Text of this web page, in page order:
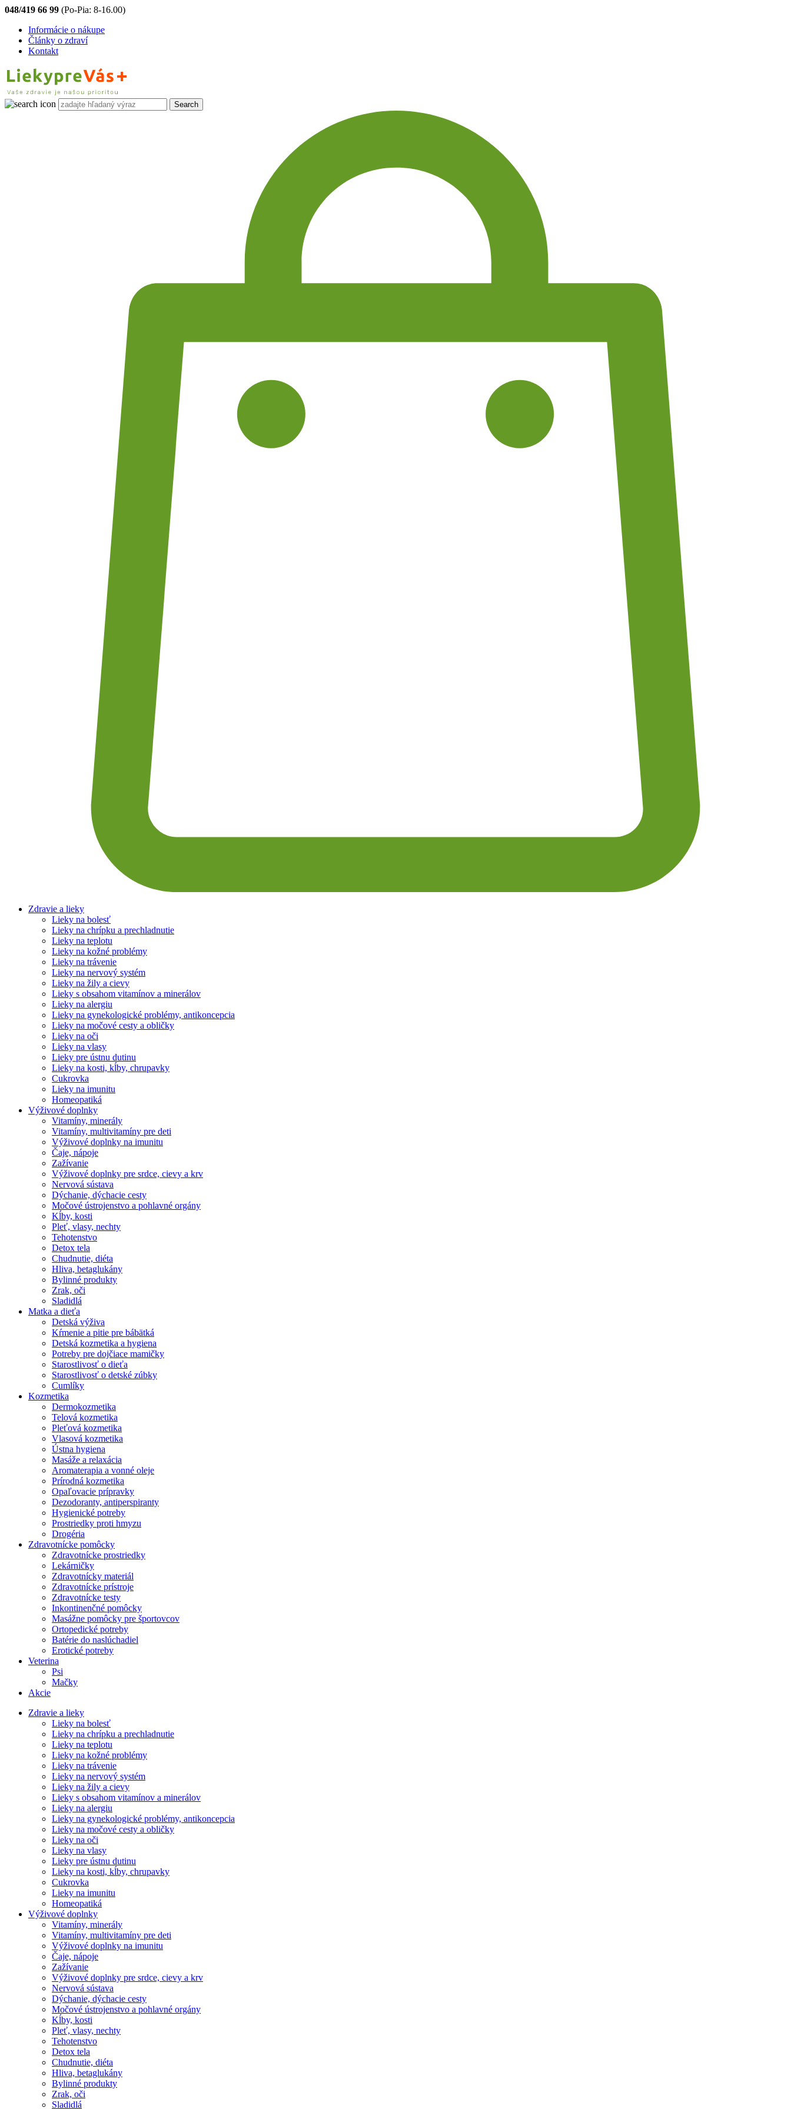
048/419 66 99 (Po-Pia: 8-16.00)
Informácie o nákupe
Články o zdraví
Kontakt
Zdravie a lieky
Lieky na bolesť
Lieky na chrípku a prechladnutie
Lieky na teplotu
Lieky na kožné problémy
Lieky na trávenie
Lieky na nervový systém
Lieky na žily a cievy
Lieky s obsahom vitamínov a minerálov
Lieky na alergiu
Lieky na gynekologické problémy, antikoncepcia
Lieky na močové cesty a obličky
Lieky na oči
Lieky na vlasy
Lieky pre ústnu dutinu
Lieky na kosti, kĺby, chrupavky
Cukrovka
Lieky na imunitu
Homeopatiká
Výživové doplnky
Vitamíny, minerály
Vitamíny, multivitamíny pre deti
Výživové doplnky na imunitu
Čaje, nápoje
Zažívanie
Výživové doplnky pre srdce, cievy a krv
Nervová sústava
Dýchanie, dýchacie cesty
Močové ústrojenstvo a pohlavné orgány
Kĺby, kosti
Pleť, vlasy, nechty
Tehotenstvo
Detox tela
Chudnutie, diéta
Hliva, betaglukány
Bylinné produkty
Zrak, oči
Sladidlá
Matka a dieťa
Detská výživa
Kŕmenie a pitie pre bábätká
Detská kozmetika a hygiena
Potreby pre dojčiace mamičky
Starostlivosť o dieťa
Starostlivosť o detské zúbky
Cumlíky
Kozmetika
Dermokozmetika
Telová kozmetika
Pleťová kozmetika
Vlasová kozmetika
Ústna hygiena
Masáže a relaxácia
Aromaterapia a vonné oleje
Prírodná kozmetika
Opaľovacie prípravky
Dezodoranty, antiperspiranty
Hygienické potreby
Prostriedky proti hmyzu
Drogéria
Zdravotnícke pomôcky
Zdravotnícke prostriedky
Lekárničky
Zdravotnícky materiál
Zdravotnícke prístroje
Zdravotnícke testy
Inkontinenčné pomôcky
Masážne pomôcky pre športovcov
Ortopedické potreby
Batérie do naslúchadiel
Erotické potreby
Veterina
Psi
Mačky
Akcie
Zdravie a lieky
Lieky na bolesť
Lieky na chrípku a prechladnutie
Lieky na teplotu
Lieky na kožné problémy
Lieky na trávenie
Lieky na nervový systém
Lieky na žily a cievy
Lieky s obsahom vitamínov a minerálov
Lieky na alergiu
Lieky na gynekologické problémy, antikoncepcia
Lieky na močové cesty a obličky
Lieky na oči
Lieky na vlasy
Lieky pre ústnu dutinu
Lieky na kosti, kĺby, chrupavky
Cukrovka
Lieky na imunitu
Homeopatiká
Výživové doplnky
Vitamíny, minerály
Vitamíny, multivitamíny pre deti
Výživové doplnky na imunitu
Čaje, nápoje
Zažívanie
Výživové doplnky pre srdce, cievy a krv
Nervová sústava
Dýchanie, dýchacie cesty
Močové ústrojenstvo a pohlavné orgány
Kĺby, kosti
Pleť, vlasy, nechty
Tehotenstvo
Detox tela
Chudnutie, diéta
Hliva, betaglukány
Bylinné produkty
Zrak, oči
Sladidlá